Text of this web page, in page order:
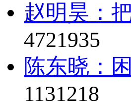
赵明昊：
4721935
陈东晓：
1131218